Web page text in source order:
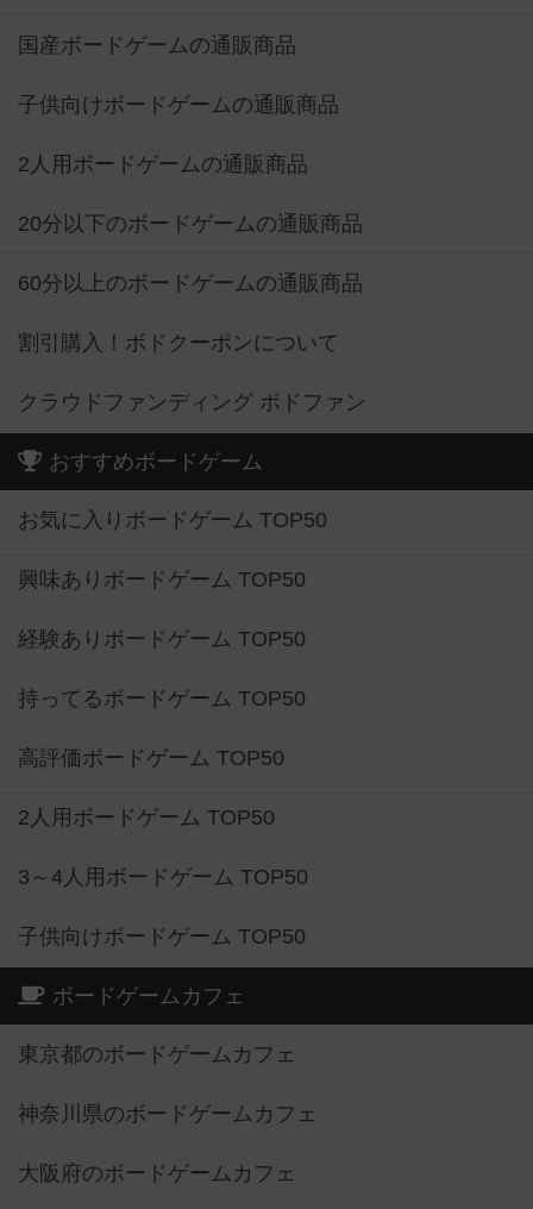
国産ボードゲームの通販商品
子供向けボードゲームの通販商品
2人用ボードゲームの通販商品
20分以下のボードゲームの通販商品
60分以上のボードゲームの通販商品
割引購入！ボドクーポンについて
クラウドファンディング ボドファン
おすすめボードゲーム
お気に入りボードゲーム TOP50
興味ありボードゲーム TOP50
経験ありボードゲーム TOP50
持ってるボードゲーム TOP50
高評価ボードゲーム TOP50
2人用ボードゲーム TOP50
3～4人用ボードゲーム TOP50
子供向けボードゲーム TOP50
ボードゲームカフェ
東京都のボードゲームカフェ
神奈川県のボードゲームカフェ
大阪府のボードゲームカフェ